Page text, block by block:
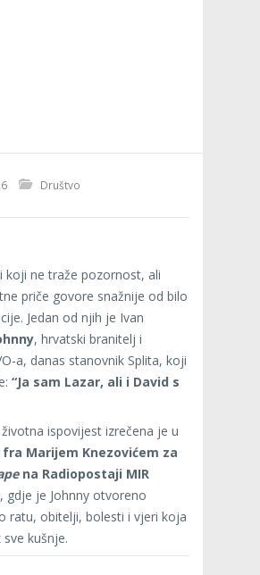
Društvo
koji ne traže pozornost, ali
priče govore snažnije od bilo
Jedan od njih je Ivan
, hrvatski branitelj i
a, danas stanovnik Splita, koji
“Ja sam Lazar, ali i David s
ispovijest izrečena je u
fra Marijem Knezovićem za
na Radiopostaji MIR
, gdje je Johnny otvoreno
ratu, obitelji, bolesti i vjeri koja
kušnje.